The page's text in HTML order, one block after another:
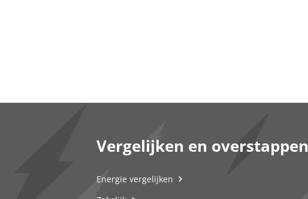
Vergelijken en overstappen
Energie vergelijken